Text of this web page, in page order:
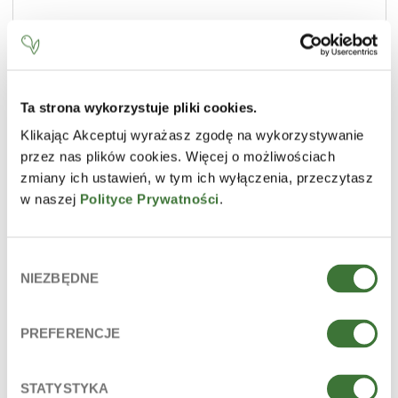
Ta strona wykorzystuje pliki cookies.
Klikając Akceptuj wyrażasz zgodę na wykorzystywanie
przez nas plików cookies. Więcej o możliwościach
zmiany ich ustawień, w tym ich wyłączenia, przeczytasz
w naszej Polityce Prywatności.
zgody
NIEZBĘDNE
PREFERENCJE
STATYSTYKA
tone